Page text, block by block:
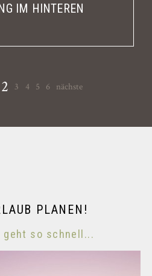
IM HINTEREN
2 3 4 5 6 nächste
PLANEN!
geht so schnell...